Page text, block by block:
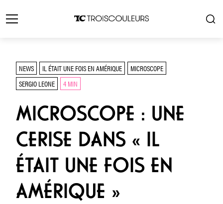
NEWS IL ÉTAIT UNE FOIS EN AMÉRIQUE
MICROSCOPE
SERGIO LEONE
4 MIN
MICROSCOPE : UNE
CERISE DANS « IL
ÉTAIT UNE FOIS EN
AMÉRIQUE »